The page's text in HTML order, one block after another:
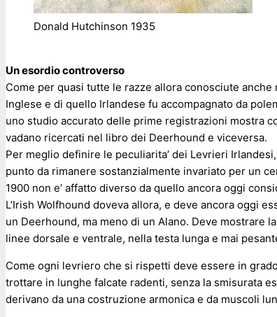
Donald Hutchinson 1935
Un esordio controverso
Come per quasi tutte le razze allora conosciute
Inglese e di quello Irlandese fu accompagnato da
uno studio accurato delle prime registrazioni mostra
vadano ricercati nel libro dei Deerhound e viceversa.
Per meglio definire le peculiarita’ dei Levrieri
punto da rimanere sostanzialmente invariato per un
1900 non e’ affatto diverso da quello ancora oggi
L’Irish Wolfhound doveva allora, e deve ancora oggi
un Deerhound, ma meno di un Alano. Deve mostrare
linee dorsale e ventrale, nella testa lunga e mai
Come ogni levriero che si rispetti deve essere in
trottare in lunghe falcate radenti, senza la smisurata
derivano da una costruzione armonica e da muscoli